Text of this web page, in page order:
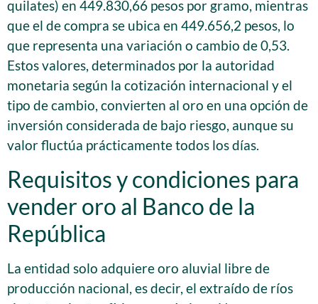
quilates) en 449.830,66 pesos por gramo, mientras
que el de compra se ubica en 449.656,2 pesos, lo
que representa una variación o cambio de 0,53.
Estos valores, determinados por la autoridad
monetaria según la cotización internacional y el
tipo de cambio, convierten al oro en una opción de
inversión considerada de bajo riesgo, aunque su
valor fluctúa prácticamente todos los días.
Requisitos y condiciones para
vender oro al Banco de la
República
La entidad solo adquiere oro aluvial libre de
producción nacional, es decir, el extraído de ríos